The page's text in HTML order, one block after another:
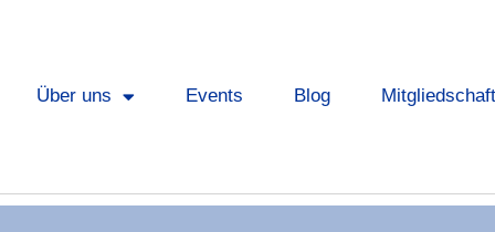
Über uns Events Blog Mitgliedschaft